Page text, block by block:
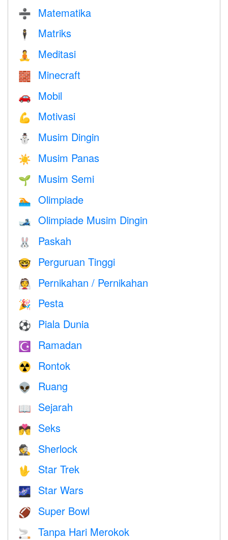
➗ Matematika
🕴️ Matriks
🧘 Meditasi
🧱 Minecraft
🚗 Mobil
💪 Motivasi
⛄ Musim Dingin
☀️ Musim Panas
🌱 Musim Semi
🏊 Olimpiade
🎿 Olimpiade Musim Dingin
🐰 Paskah
🤓 Perguruan Tinggi
👰 Pernikahan / Pernikahan
🎉 Pesta
⚽ Piala Dunia
☪️ Ramadan
☢️ Rontok
👽 Ruang
📖 Sejarah
💏 Seks
🕵️ Sherlock
🖖 Star Trek
🌌 Star Wars
🏈 Super Bowl
🚬 Tanpa Hari Merokok